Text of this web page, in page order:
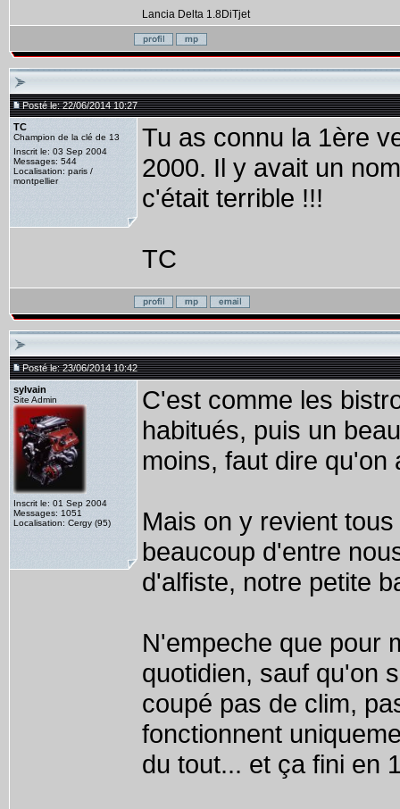
Lancia Delta 1.8DiTjet
Posté le: 22/06/2014 10:27
TC
Champion de la clé de 13
Inscrit le: 03 Sep 2004
Messages: 544
Localisation: paris /
montpellier
Tu as connu la 1ère
2000. Il y avait un
c'était terrible !!!
TC
Posté le: 23/06/2014 10:42
sylvain
Site Admin
Inscrit le: 01 Sep 2004
Messages: 1051
Localisation: Cergy (95)
C'est comme les
habitués, puis un
moins, faut dire qu'on
Mais on y revient
beaucoup d'entre
d'alfiste, notre petite
N'empeche que pour
quotidien, sauf qu'on
coupé pas de clim,
fonctionnent
du tout... et ça fini en